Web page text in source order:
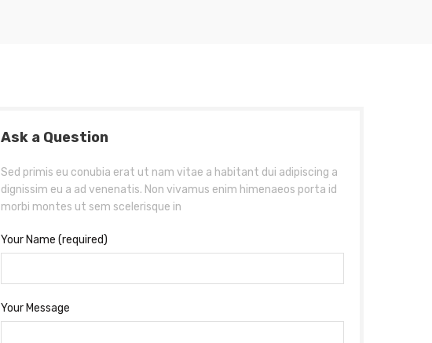
Ask a Question
Sed primis eu conubia erat ut nam vitae a habitant dui adipiscing a
dignissim eu a ad venenatis. Non vivamus enim himenaeos porta id
morbi montes ut sem scelerisque in
Your Name (required)
Your Message